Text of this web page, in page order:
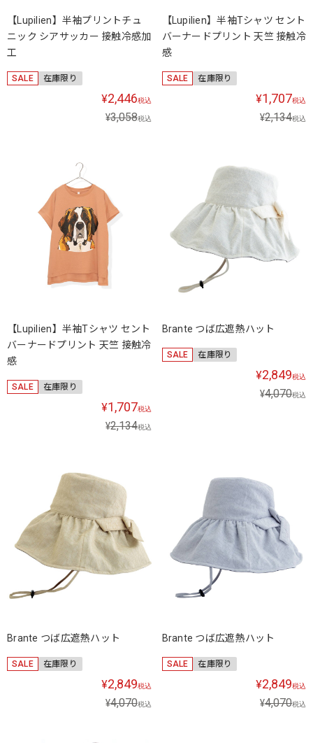
【Lupilien】半袖プリントチュ
ニック シアサッカー 接触冷感加
工
SALE 在庫限り
¥2,446税込
¥3,058税込
【Lupilien】半袖Tシャツ セント
バーナードプリント 天竺 接触冷
感
SALE 在庫限り
¥1,707税込
¥2,134税込
【Lupilien】半袖Tシャツ セント
バーナードプリント 天竺 接触冷
感
SALE 在庫限り
¥1,707税込
¥2,134税込
Brante つば広遮熱ハット
SALE 在庫限り
¥2,849税込
¥4,070税込
Brante つば広遮熱ハット
SALE 在庫限り
¥2,849税込
¥4,070税込
Brante つば広遮熱ハット
SALE 在庫限り
¥2,849税込
¥4,070税込